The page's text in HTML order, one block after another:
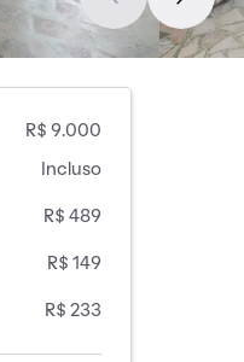
R$ 9.000
Incluso
R$ 489
R$ 149
R$ 233